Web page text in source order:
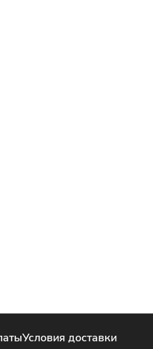
Условия доставки